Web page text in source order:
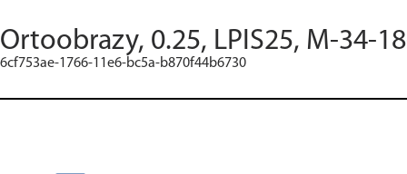
Ortoobrazy, 0.25, LPIS25, M-34-
6cf753ae-1766-11e6-bc5a-b870f44b6730